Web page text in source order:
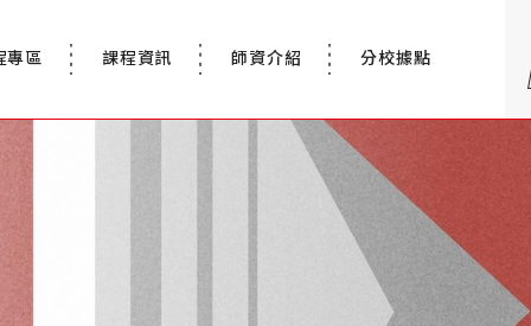
專區 課程資訊 師資介紹 分校據點